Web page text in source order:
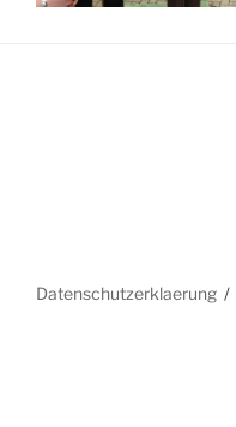
Datenschutzerklaerung